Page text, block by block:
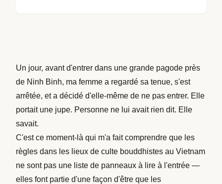
Un jour, avant d'entrer dans une grande pagode près
de Ninh Binh, ma femme a regardé sa tenue, s'est
arrêtée, et a décidé d'elle-même de ne pas entrer. Elle
portait une jupe. Personne ne lui avait rien dit. Elle
savait.
C'est ce moment-là qui m'a fait comprendre que les
règles dans les lieux de culte bouddhistes au Vietnam
ne sont pas une liste de panneaux à lire à l'entrée —
elles font partie d'une façon d'être que les